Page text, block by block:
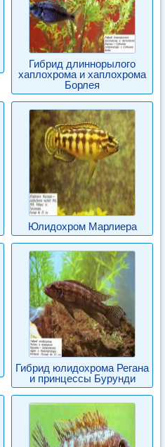
Гибрид длиннорылого
хаплохрома и хаплохрома
Борлея
Юлидохром Марлиера
Гибрид юлидохрома Регана
и принцессы Бурунди